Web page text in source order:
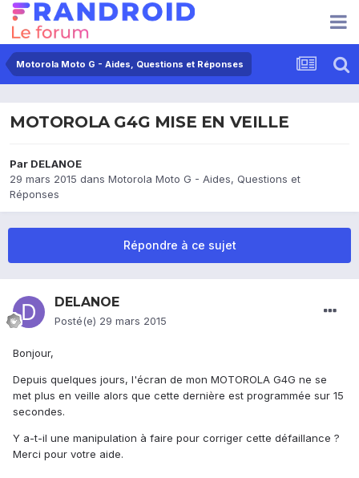
Motorola Moto G - Aides, Questions et Réponses
MOTOROLA G4G MISE EN VEILLE
Par DELANOE
29 mars 2015 dans Motorola Moto G - Aides, Questions et
Réponses
Répondre à ce sujet
DELANOE
Posté(e) 29 mars 2015
Bonjour,
Depuis quelques jours, l'écran de mon MOTOROLA G4G ne se
met plus en veille alors que cette dernière est programmée sur 15
secondes.
Y a-t-il une manipulation à faire pour corriger cette défaillance ?
Merci pour votre aide.